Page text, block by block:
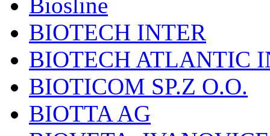
Biosline
BIOTECH INTER
BIOTECH ATLANTIC
BIOTICOM SP.Z O.O.
BIOTTA AG